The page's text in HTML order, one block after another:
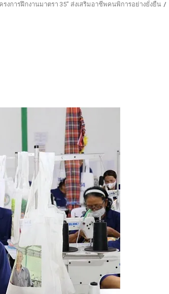
การฝึกงานมาตรา 35” ส่งเสริมอาชีพคนพิการอย่างยั่งยืน